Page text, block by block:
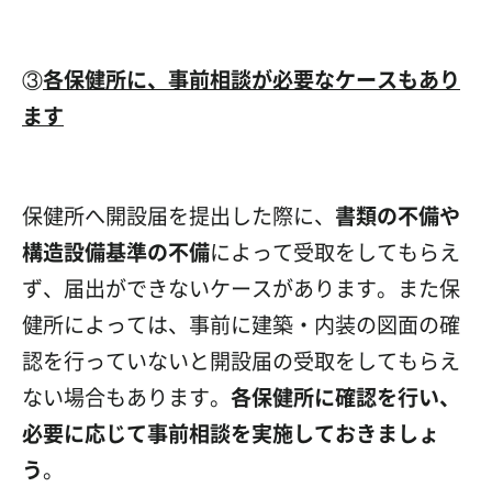
③各保健所に、事前相談が必要なケースもあり
ます
保健所へ開設届を提出した際に、 書類の不備や
構造設備基準の不備によって受取をしてもらえ
ず、届出ができないケースがあります。また保
健所によっては、事前に建築・内装の図面の確
認を行っていないと開設届の受取をしてもらえ
ない場合もあります。 各保健所に確認を行い、
必要に応じて事前相談を実施しておきましょ
う。